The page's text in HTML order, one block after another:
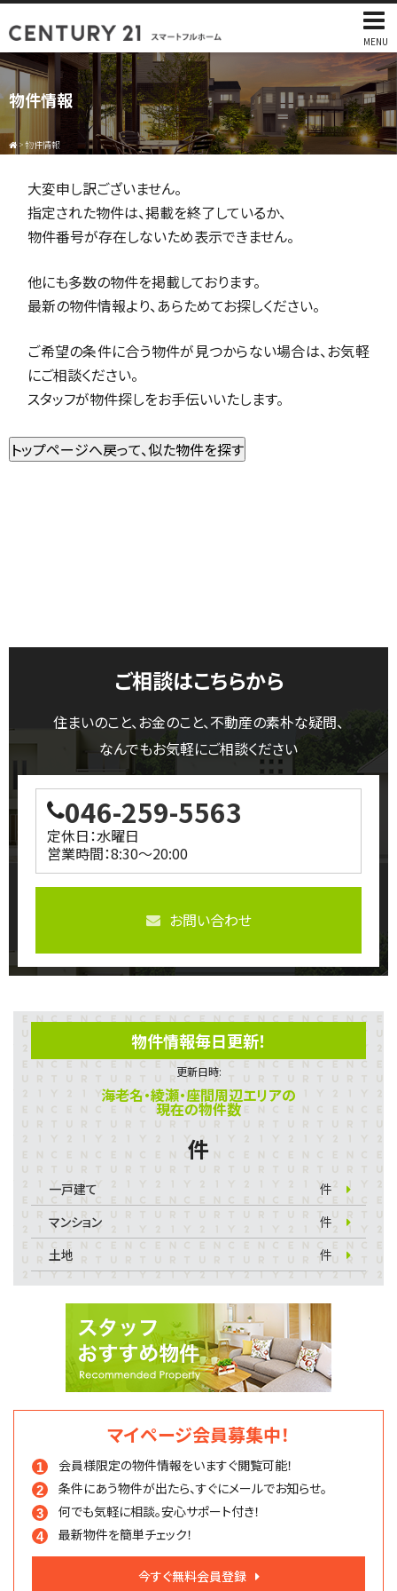
MENU
物件情報
>物件情報
大変申し訳ございません。
指定された物件は、掲載を終了しているか、
物件番号が存在しないため表示できません。
他にも多数の物件を掲載しております。
最新の物件情報より、あらためてお探しください。
ご希望の条件に合う物件が見つからない場合は、お気軽
にご相談ください。
スタッフが物件探しをお手伝いいたします。
ご相談はこちらから
住まいのこと、お金のこと、不動産の素朴な疑問、
なんでもお気軽にご相談ください
046-259-5563
定休日：水曜日
営業時間：8:30～20:00
お問い合わせ
物件情報毎日更新！
更新日時:
海老名・綾瀬・座間周辺エリアの
現在の物件数
件
一戸建て
件
マンション
件
土地
件
マイページ会員募集中！
会員様限定の物件情報をいますぐ閲覧可能！
条件にあう物件が出たら、すぐにメールでお知らせ。
何でも気軽に相談。安心サポート付き！
最新物件を簡単チェック！
今すぐ無料会員登録